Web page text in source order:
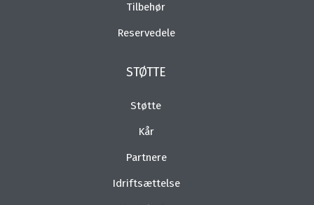
Tilbehør
Reservedele
STØTTE
Støtte
Kår
Partnere
Idriftsættelse